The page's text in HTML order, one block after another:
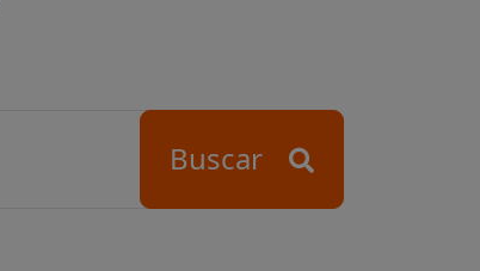
Buscar